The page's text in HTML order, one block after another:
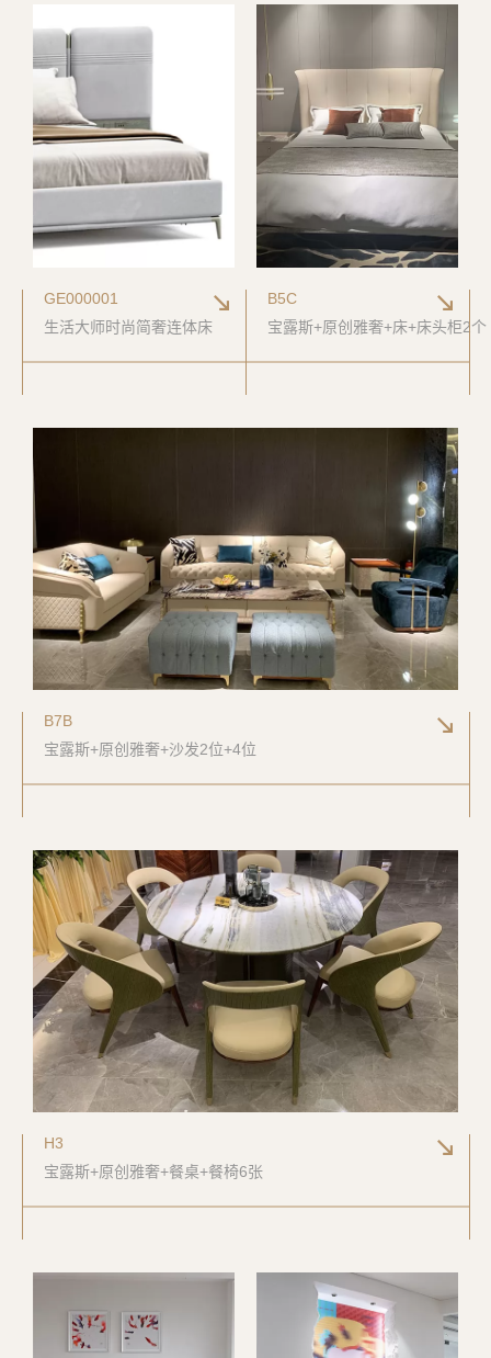
GE000001
生活大师时尚简奢连体床
B5C
宝露斯+原创雅奢+床+床头柜2个
B7B
宝露斯+原创雅奢+沙发2位+4位
H3
宝露斯+原创雅奢+餐桌+餐椅6张